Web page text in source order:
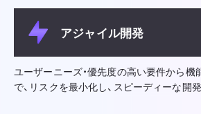
アジャイル開発
ユーザーニーズ・優先度の高い要件から
で、リスクを最小化し、スピーディーな開発